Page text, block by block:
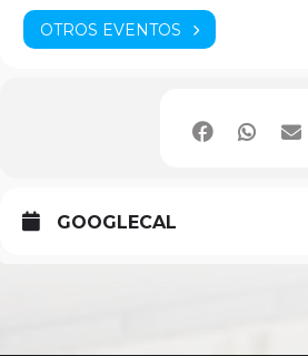
OTROS EVENTOS
GOOGLECAL